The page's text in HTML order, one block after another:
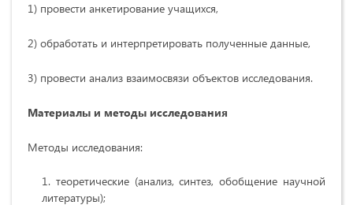
1) провести анкетирование учащихся,
2) обработать и интерпретировать полученные данные,
3) провести анализ взаимосвязи объектов исследования.
Материалы и методы исследования
Методы исследования:
теоретические (анализ, синтез, обобщение научной
литературы);